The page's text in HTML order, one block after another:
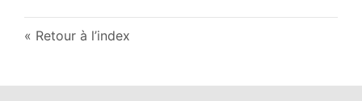
Retour à l’index